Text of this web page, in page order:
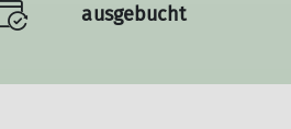
ausgebucht